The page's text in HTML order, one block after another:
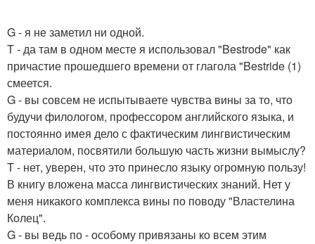
G - я не заметил ни одной.
T - да там в одном месте я использовал "Bestrode" как
причастие прошедшего времени от глагола "Bestride (1)
смеется.
G - вы совсем не испытываете чувства вины за то, что
будучи филологом, профессором английского языка, и
постоянно имея дело с фактическим лингвистическим
материалом, посвятили большую часть жизни вымыслу?
T - нет, уверен, что это принесло языку огромную пользу!
В книгу вложена масса лингвистических знаний. Нет у
меня никакого комплекса вины по поводу "Властелина
Колец".
G - вы ведь по - особому привязаны ко всем этим